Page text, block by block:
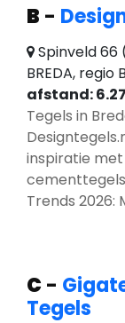
B -
Spinveld 66
BREDA, regio
afstand:
Tegels in
inspiratie met
Trends 2026:
C -
Tegels